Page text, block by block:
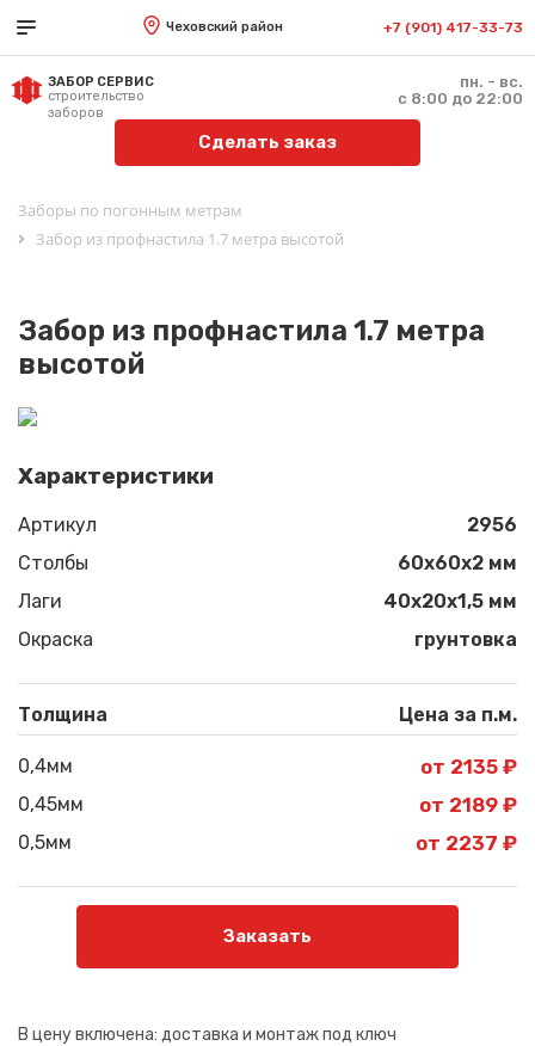
Чеховский район +7 (901) 417-33-73
ЗАБОР СЕРВИС
строительство
заборов
пн. - вс.
с 8:00 до 22:00
Сделать заказ
Заборы по погонным метрам
Забор из профнастила 1.7 метра высотой
Забор из профнастила 1.7 метра
высотой
Характеристики
Артикул
2956
Столбы
60х60х2 мм
Лаги
40х20х1,5 мм
Окраска
грунтовка
Толщина Цена за п.м.
0,4мм от 2135 ₽
0,45мм от 2189 ₽
0,5мм от 2237 ₽
Заказать
В цену включена: доставка и монтаж под ключ